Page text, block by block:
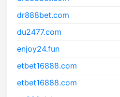
dr888bet.com
du2477.com
enjoy24.fun
etbet16888.com
etbet16888.com